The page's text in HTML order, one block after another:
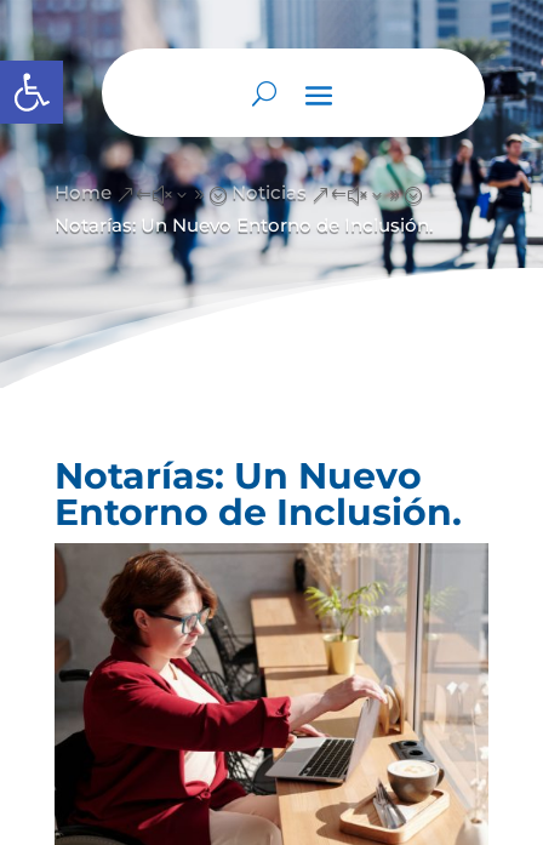
Abrir barra de herramientas
Home &#x39; Noticias &#x39;
Notarías: Un Nuevo Entorno de Inclusión.
Notarías: Un Nuevo
Entorno de Inclusión.